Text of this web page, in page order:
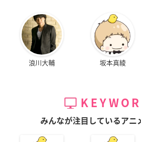
浪川大輔 坂本真綾
みんなが注目しているアニ